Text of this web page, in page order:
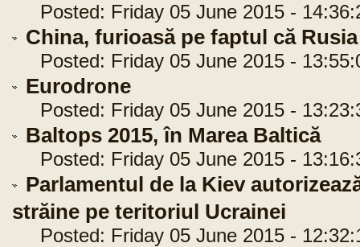
Posted: Friday 05 June 2015 -
China, furioasă pe faptul că
Posted: Friday 05 June 2015 -
Eurodrone
Posted: Friday 05 June 2015 -
Baltops 2015, în Marea Baltică
Posted: Friday 05 June 2015 -
Parlamentul de la Kiev
străine pe teritoriul Ucrainei
Posted: Friday 05 June 2015 -